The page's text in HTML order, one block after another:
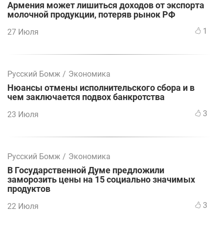
Армения может лишиться доходов от экспорта
молочной продукции, потеряв рынок РФ
27 Июля 1
Русский Бомж / Экономика
Нюансы отмены исполнительского сбора и в
чем заключается подвох банкротства
23 Июля 3
Русский Бомж / Экономика
В Государственной Думе предложили
заморозить цены на 15 социально значимых
продуктов
22 Июля 3